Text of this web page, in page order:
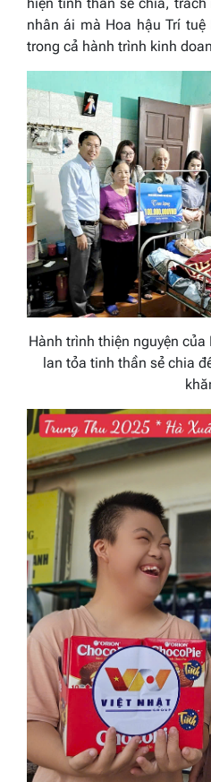
nhân ái mà Hoa hậu Trí
trong cả hành trình kinh
Hành trình thiện nguyện của
lan tỏa tinh thần sẻ chia